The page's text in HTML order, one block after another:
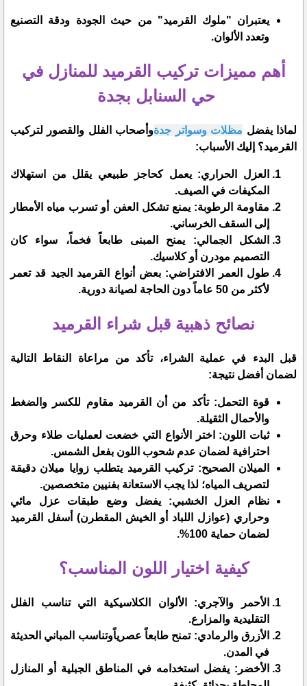
​يعتبران "ملوك القرميد" من حيث الجودة ودقة التصنيع
وتعدد الألوان.
​أهم مميزات تركيب القرميد للمنازل في
حي السنابل بجدة
​لماذا يفضل مظلات وسواتر جدةوأصحاب الفلل والقصور لتركيب
القرميد؟ إليك الأسباب:
​العزل الحراري: يعمل كحاجز طبيعي يقلل من استهلاك
المكيفات في الصيف.
​مقاومة الرطوبة: يمنع تشكل العفن أو تسرب مياه الأمطار
إلى السقف الخرساني.
​الشكل الجمالي: يمنح المبنى طابعاً فخماً، سواء كان
التصميم مودرن أو كلاسيك.
​طول العمر الافتراضي: بعض أنواع القرميد الجيد قد تعمر
لأكثر من 50 عاماً دون الحاجة لصيانة دورية.
​نصائح ذهبية قبل شراء القرميد
​قبل البدء في عملية الشراء، تأكد من مراعاة النقاط التالية
لضمان أفضل نتيجة:
​قوة التحمل: تأكد من أن القرميد مقاوم للكسر والضغط
والأحمال الثقيلة.
​ثبات اللون: اختر الأنواع التي خضعت لعمليات طلاء وحرق
احترافية لضمان عدم شحوب اللون بفعل الشمس.
​الميلان الصحيح: تركيب القرميد يتطلب زوايا ميلان دقيقة
لتصريف المياه؛ لذا يجب الاستعانة بفنيين متخصصين.
​نظام العزل الخشبي: يفضل وضع طبقات عزل مائي
وحراري (عوازل اللباد أو الخيش المقطرن) أسفل القرميد
لضمان حماية 100%.
​كيفية اختيار اللون المناسب؟
​الأحمر والآجري: الألوان الكلاسيكية التي تناسب الفلل
التقليدية والمزارع.
​الأزرق والرمادي: تمنح طابعاً عصرياًوتناسب المباني الحديثة
في المدن.
​الأخضر: يفضل استخدامه في المناطق الجبلية أو المنازل